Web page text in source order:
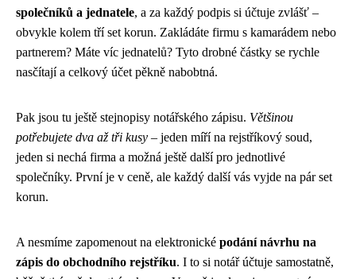
společníků a jednatele, a za každý podpis si účtuje zvlášť –
obvykle kolem tří set korun. Zakládáte firmu s kamarádem nebo
partnerem? Máte víc jednatelů? Tyto drobné částky se rychle
nasčítají a celkový účet pěkně nabobtná.
Pak jsou tu ještě stejnopisy notářského zápisu. Většinou
potřebujete dva až tři kusy – jeden míří na rejstříkový soud,
jeden si nechá firma a možná ještě další pro jednotlivé
společníky. První je v ceně, ale každý další vás vyjde na pár set
korun.
A nesmíme zapomenout na elektronické podání návrhu na
zápis do obchodního rejstříku. I to si notář účtuje samostatně,